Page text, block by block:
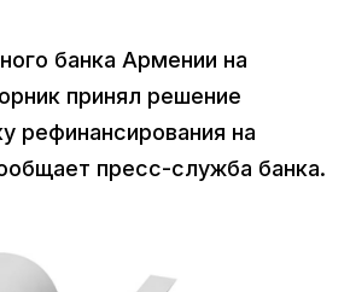
банка Армении на
принял решение
рефинансирования на
пресс-служба банка.